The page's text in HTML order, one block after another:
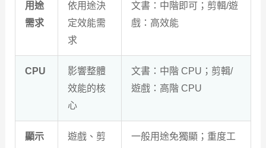
用途
需求
依用途決
定效能需
求
文書：中階即可；剪輯/遊
戲：高效能
CPU
影響整體
效能的核
心
文書：中階 CPU；剪輯/
遊戲：高階 CPU
顯示
遊戲、剪
一般用途免獨顯；重度工